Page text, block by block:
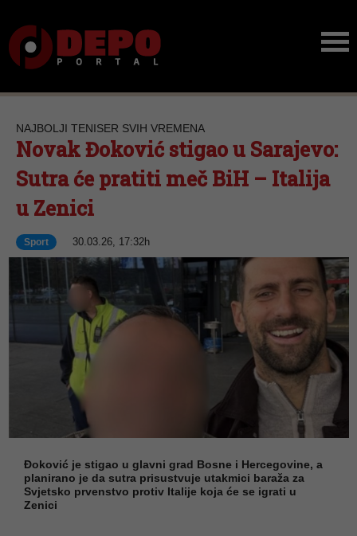
NAJBOLJI TENISER SVIH VREMENA
Novak Đoković stigao u Sarajevo:
Sutra će pratiti meč BiH – Italija
u Zenici
Sport 30.03.26, 17:32h
Đoković je stigao u glavni grad Bosne i Hercegovine, a
planirano je da sutra prisustvuje utakmici baraža za
Svjetsko prvenstvo protiv Italije koja će se igrati u
Zenici